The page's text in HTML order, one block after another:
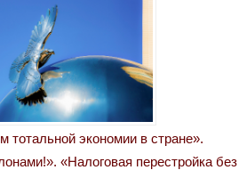
тотальной экономии в стране».
«Налоговая перестройка без